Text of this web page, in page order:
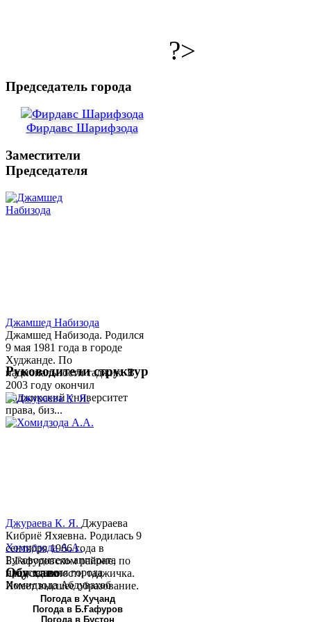
?>
Председатель города
Фирдавс Шарифзода
Заместители
Председателя
Джамшед Набизода
Джамшед Набизода. Родился
9 мая 1981 года в городе
Худжанде. По
национальности таджик. В
2003 году окончил
Таджикский университет
права, биз...
Хомидзода А.А.
Руководитель аппарата
председателя города
Хомидзода Абдувахоб
Абдумаджид родился 8
июня 1978 года в городе
Руководители структур
Джураева К. Я. Джураева
Кибриё Яхяевна. Родилась 9
сентября 1966 года в
Б.Гафуровском районе, по
национальности таджичка.
Имеет высшее образование.
В 1997 ...
Обу хаво
Погода в Хуҷанд
Погода в Б.Ғафуров
Погода в Бустон